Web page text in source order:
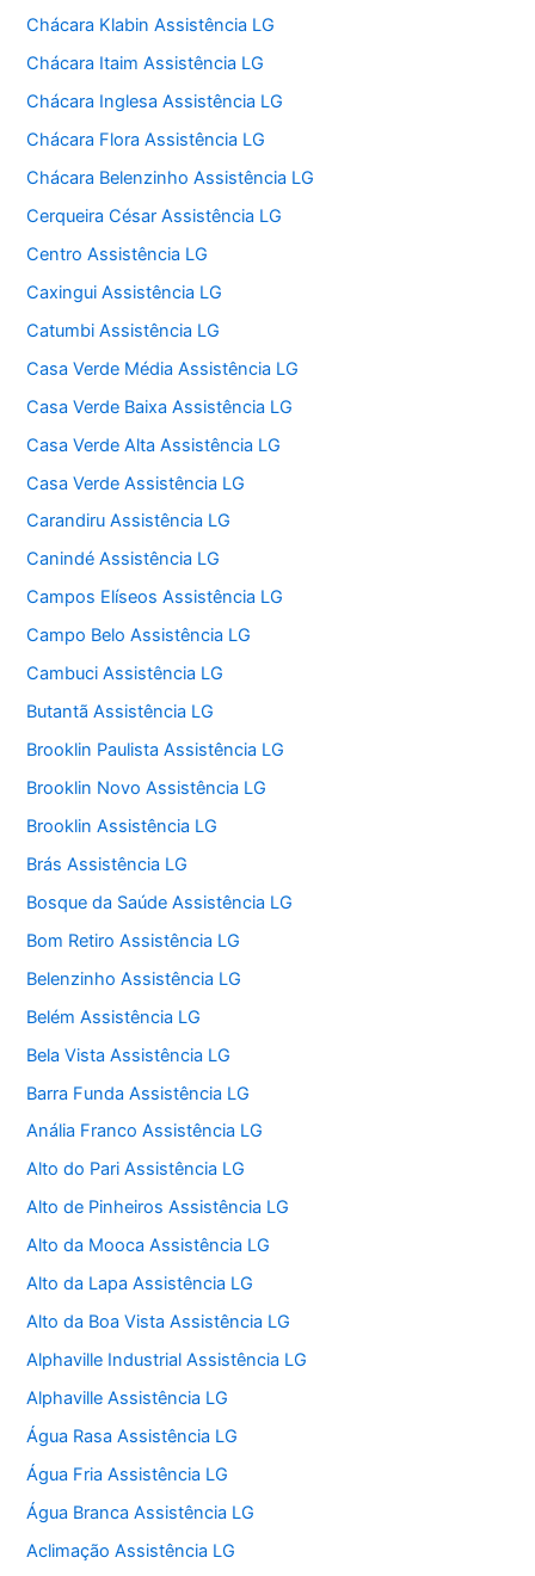
Chácara Klabin Assistência LG
Chácara Itaim Assistência LG
Chácara Inglesa Assistência LG
Chácara Flora Assistência LG
Chácara Belenzinho Assistência LG
Cerqueira César Assistência LG
Centro Assistência LG
Caxingui Assistência LG
Catumbi Assistência LG
Casa Verde Média Assistência LG
Casa Verde Baixa Assistência LG
Casa Verde Alta Assistência LG
Casa Verde Assistência LG
Carandiru Assistência LG
Canindé Assistência LG
Campos Elíseos Assistência LG
Campo Belo Assistência LG
Cambuci Assistência LG
Butantã Assistência LG
Brooklin Paulista Assistência LG
Brooklin Novo Assistência LG
Brooklin Assistência LG
Brás Assistência LG
Bosque da Saúde Assistência LG
Bom Retiro Assistência LG
Belenzinho Assistência LG
Belém Assistência LG
Bela Vista Assistência LG
Barra Funda Assistência LG
Anália Franco Assistência LG
Alto do Pari Assistência LG
Alto de Pinheiros Assistência LG
Alto da Mooca Assistência LG
Alto da Lapa Assistência LG
Alto da Boa Vista Assistência LG
Alphaville Industrial Assistência LG
Alphaville Assistência LG
Água Rasa Assistência LG
Água Fria Assistência LG
Água Branca Assistência LG
Aclimação Assistência LG